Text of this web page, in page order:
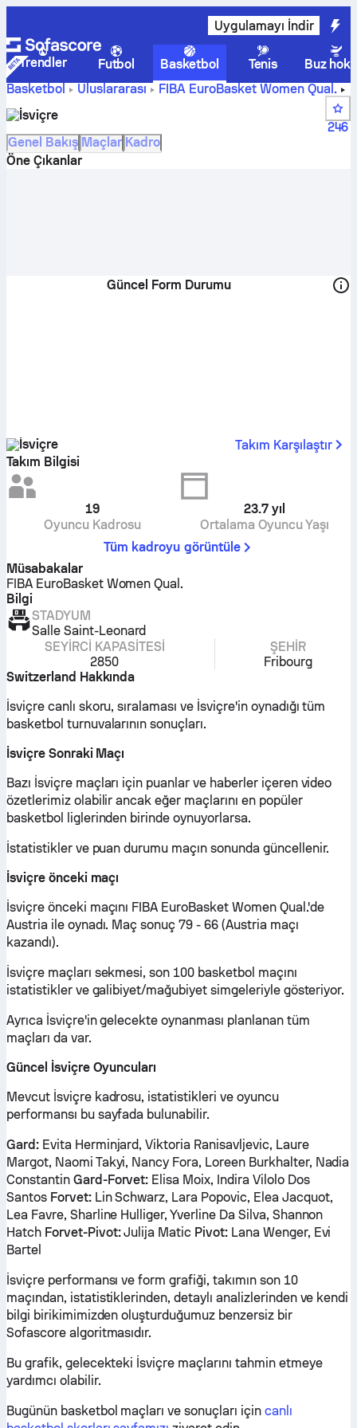
Uygulamayı İndir
Trendler Futbol Basketbol Tenis
Buz
Basketbol
Uluslararası
FIBA EuroBasket Women Qual.
İsviçre skorları, puan durumu, takvimi ve oyuncuları
İsviçre
246
Genel Bakış Maçlar Kadro
Öne Çıkanlar
Güncel Form Durumu
İsviçre
Takım Karşılaştır
Takım Bilgisi
19
Oyuncu Kadrosu
23.7 yıl
Ortalama Oyuncu Yaşı
Tüm kadroyu görüntüle
Müsabakalar
FIBA EuroBasket Women Qual.
Bilgi
STADYUM
Salle Saint-Leonard
SEYIRCI KAPASITESI
2850
ŞEHIR
Fribourg
Switzerland Hakkında
İsviçre canlı skoru, sıralaması ve İsviçre'in oynadığı tüm
basketbol turnuvalarının sonuçları.
İsviçre Sonraki Maçı
Bazı İsviçre maçları için puanlar ve haberler içeren video
özetlerimiz olabilir ancak eğer maçlarını en popüler
basketbol liglerinden birinde oynuyorlarsa.
İstatistikler ve puan durumu maçın sonunda güncellenir.
İsviçre önceki maçı
İsviçre önceki maçını FIBA EuroBasket Women Qual.'de
Austria ile oynadı. Maç sonuç 79 - 66 (Austria maçı
kazandı).
İsviçre maçları sekmesi, son 100 basketbol maçını
istatistikler ve galibiyet/mağubiyet simgeleriyle gösteriyor.
Ayrıca İsviçre'in gelecekte oynanması planlanan tüm
maçları da var.
Güncel İsviçre Oyuncuları
Mevcut İsviçre kadrosu, istatistikleri ve oyuncu
performansı bu sayfada bulunabilir.
Gard:Evita Herminjard, Viktoria Ranisavljevic, Laure
Margot, Naomi Takyi, Nancy Fora, Loreen Burkhalter, Nadia
Constantin Gard-Forvet: Elisa Moix, Indira Vilolo Dos
Santos Forvet:Lin Schwarz, Lara Popovic, Elea Jacquot,
Lea Favre, Sharline Hulliger, Yverline Da Silva, Shannon
Hatch Forvet-Pivot:Julija Matic Pivot:Lana Wenger, Evi
Bartel
İsviçre performansı ve form grafiği, takımın son 10
maçından, istatistiklerinden, detaylı analizlerinden ve kendi
bilgi birikimimizden oluşturduğumuz benzersiz bir
Sofascore algoritmasıdır.
Bu grafik, gelecekteki İsviçre maçlarını tahmin etmeye
yardımcı olabilir.
Bugünün basketbol maçları ve sonuçları için canlı